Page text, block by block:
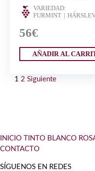
VARIEDAD:
FURMINT
56€
AÑADIR AL
1 2 Siguiente
INICIO TINTO BLANCO
CONTACTO
SÍGUENOS EN REDES